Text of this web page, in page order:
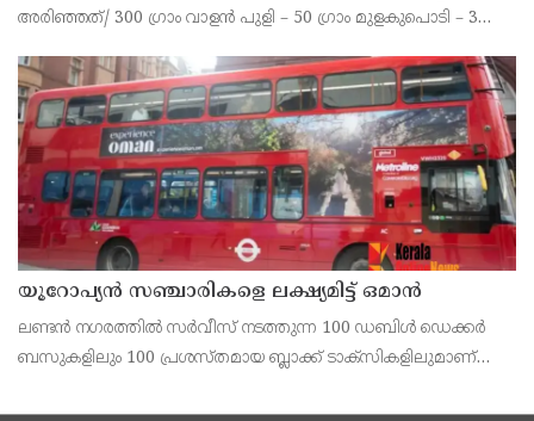
അരിഞ്ഞത്/ 300 ഗ്രാം വാളൻ പുളി – 50 ഗ്രാം മുളകുപൊടി – 3
– ഒരു ചെറിയ കഷണം വെളുത്തുള്ളി – 10 മുതൽ
യൂറോപ്യന്‍ സഞ്ചാരികളെ ലക്ഷ്യമിട്ട് ഒമാന്‍
ലണ്ടന്‍ നഗരത്തില്‍ സര്‍വീസ് നടത്തുന്ന 100 ഡബിള്‍ ഡെക്കര്‍
ബസുകളിലും 100 പ്രശസ്തമായ ബ്ലാക്ക് ടാക്‌സികളിലുമാണ്